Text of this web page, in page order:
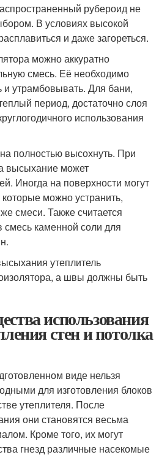
рубероид не
В условиях высокой
и даже загореться.
можно аккуратно
смесь. Её необходимо
и утрамбовывать. Для бани,
период, достаточно слоя
использования
полностью высохнуть. При
высыхание может
Иногда на поверхности могут
можно устранить,
смеси. Также считается
каменной соли для
утеплитель
а швы должны быть
использования
стен и потолка
виде нельзя
для изготовления блоков
утеплителя. После
они становятся весьма
Кроме того, их могут
гнезд различные насекомые